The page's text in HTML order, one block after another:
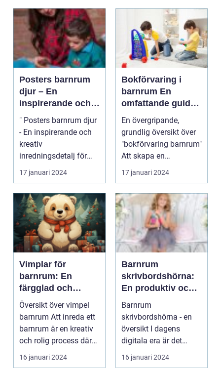
Posters barnrum
djur – En
inspirerande och
kreativ
inredningsdetalj
för barnens rum
" Posters barnrum djur
- En inspirerande och
kreativ
inredningsdetalj för
barnens rum"
Introduktion...
17 januari 2024
Bokförvaring i
barnrum En
omfattande guide
för föräldrar
En övergripande,
grundlig översikt över
"bokförvaring barnrum"
Att skapa en
organiserad och
inspire...
17 januari 2024
Vimplar för
barnrum: En
färgglad och
lekfull
inredningsdetalj
Översikt över vimpel
barnrum Att inreda ett
barnrum är en kreativ
och rolig process där
man kan ska...
16 januari 2024
Barnrum
skrivbordshörna:
En produktiv och
kreativ miljö för
barn
Barnrum
skrivbordshörna - en
översikt I dagens
digitala era är det
viktigt att ge våra barn
de bäst...
16 januari 2024